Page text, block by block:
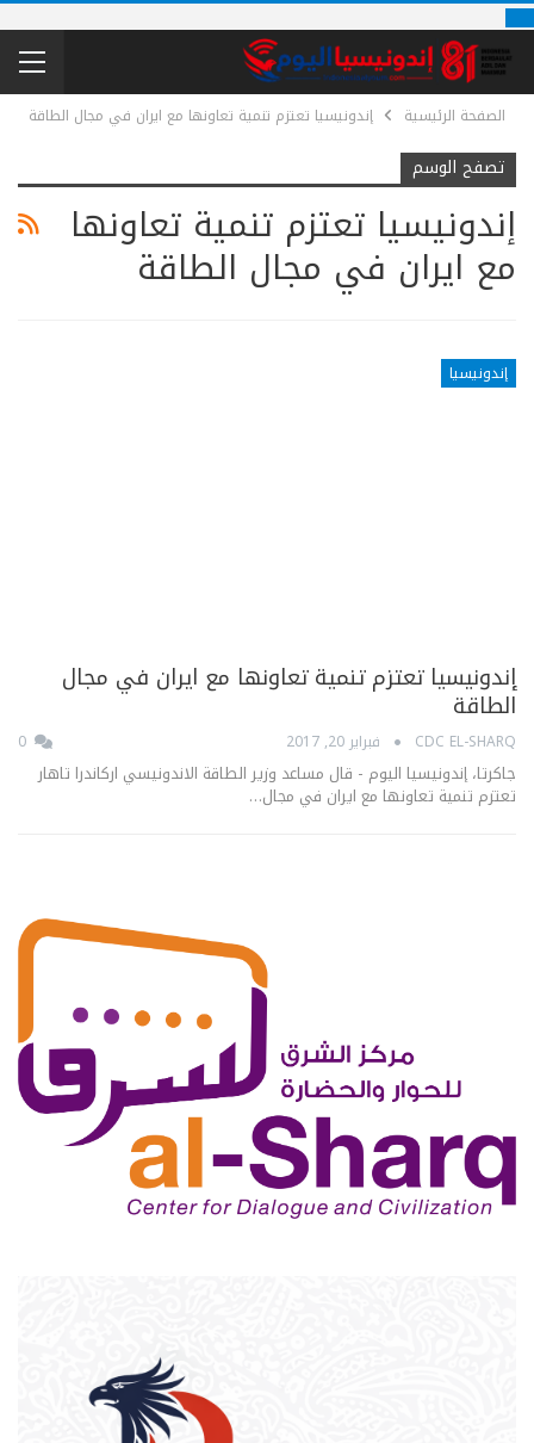
الصفحة الرئيسية إندونيسيا تعتزم تنمية تعاونها مع ايران في مجال الطاقة
تصفح الوسم
إندونيسيا تعتزم تنمية تعاونها
مع ايران في مجال الطاقة
إندونيسيا
إندونيسيا تعتزم تنمية تعاونها مع ايران في مجال
الطاقة
CDC EL-SHARQ فبراير 20, 2017
جاكرتا، إندونيسيا اليوم - قال مساعد وزير الطاقة الاندونيسي اركاندرا تاهار
تعتزم تنمية تعاونها مع ايران في مجال…